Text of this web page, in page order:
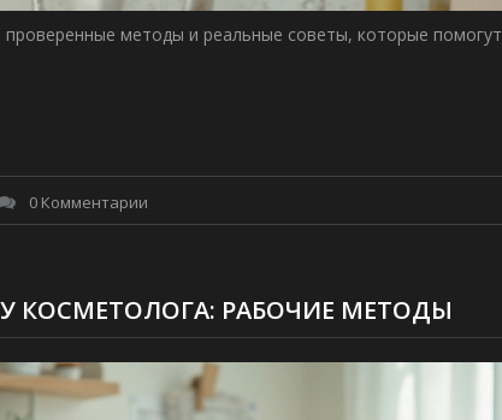
методы и реальные советы, которые помогут
0 Комментарии
КОСМЕТОЛОГА: РАБОЧИЕ МЕТОДЫ